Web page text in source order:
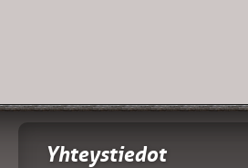
Yhteystiedot